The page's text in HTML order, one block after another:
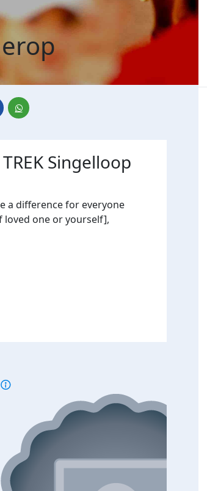
Singelloop
a difference for everyone
loved one or yourself],